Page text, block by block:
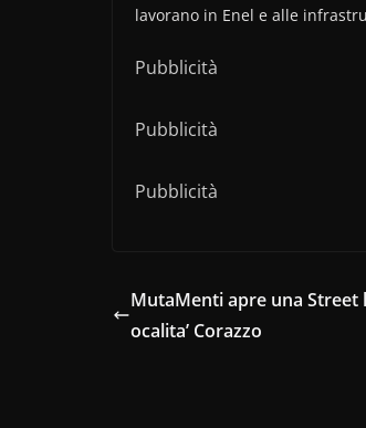
lavorano in Enel e alle
Pubblicità
Pubblicità
Pubblicità
MutaMenti apre una Street
ocalita’ Corazzo